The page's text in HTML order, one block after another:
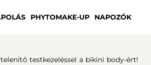
PHYTOMAKE-UP NAPOZÓK
testkezeléssel a bikini body-ért!